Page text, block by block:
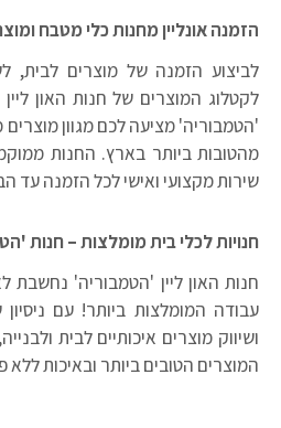
הזמנה אונליין מחנות כלי מטבח
לביצוע הזמנה של מוצרים לבית,
לקטלוג המוצרים של חנות האון
'הטמבוריה' מציעה לכם מגוון
מהטובות ביותר בארץ. החנות
שירות מקצועי ואישי לכל הזמנה עד
חנויות לכלי בית מומלצות – חנות
חנות האון ליין 'הטמבוריה' נחשבת
ושיווק מוצרים איכותיים לבית
המוצרים הטובים ביותר ובאיכות ללא